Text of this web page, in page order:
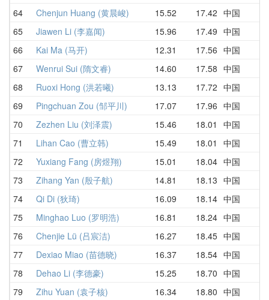
64 Chenjun Huang (黄晨峻) 15.52 17.42 中国
65 Jiawen Li (李嘉闻) 15.96 17.49 中国
66 Kai Ma (马开) 12.31 17.56 中国
67 Wenrui Sui (隋文睿) 14.60 17.58 中国
68 Ruoxi Hong (洪若曦) 13.13 17.72 中国
69 Pingchuan Zou (邹平川) 17.07 17.96 中国
70 Zezhen Liu (刘泽震) 15.46 18.01 中国
71 Lihan Cao (曹立韩) 15.49 18.01 中国
72 Yuxiang Fang (房煜翔) 15.01 18.04 中国
73 Zihang Yan (殷子航) 14.81 18.13 中国
74 Qi Di (狄琦) 16.09 18.14 中国
75 Minghao Luo (罗明浩) 16.81 18.24 中国
76 Chenjie Lü (吕宸洁) 16.27 18.45 中国
77 Dexiao Miao (苗德晓) 16.37 18.54 中国
78 Dehao Li (李德豪) 15.25 18.70 中国
79 Zihu Yuan (袁子核) 16.34 18.80 中国